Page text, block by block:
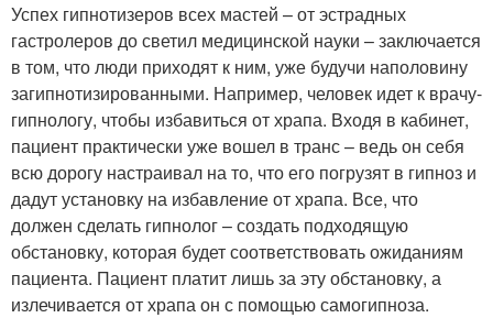
Успех гипнотизеров всех мастей – от эстрадных
гастролеров до светил медицинской науки – заключается
в том, что люди приходят к ним, уже будучи наполовину
загипнотизированными. Например, человек идет к врачу-
гипнологу, чтобы избавиться от храпа. Входя в кабинет,
пациент практически уже вошел в транс – ведь он себя
всю дорогу настраивал на то, что его погрузят в гипноз и
дадут установку на избавление от храпа. Все, что
должен сделать гипнолог – создать подходящую
обстановку, которая будет соответствовать ожиданиям
пациента. Пациент платит лишь за эту обстановку, а
излечивается от храпа он с помощью самогипноза.